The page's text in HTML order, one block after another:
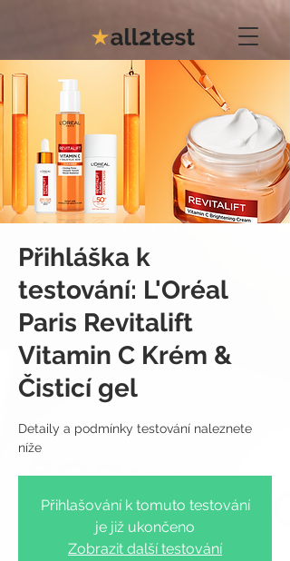
Přihláška k
testování: L'Oréal
Paris Revitalift
Vitamin C Krém &
Čisticí gel
Detaily a podmínky testování naleznete
Přihlašování k tomuto testování
je již ukončeno
Zobrazit další testování